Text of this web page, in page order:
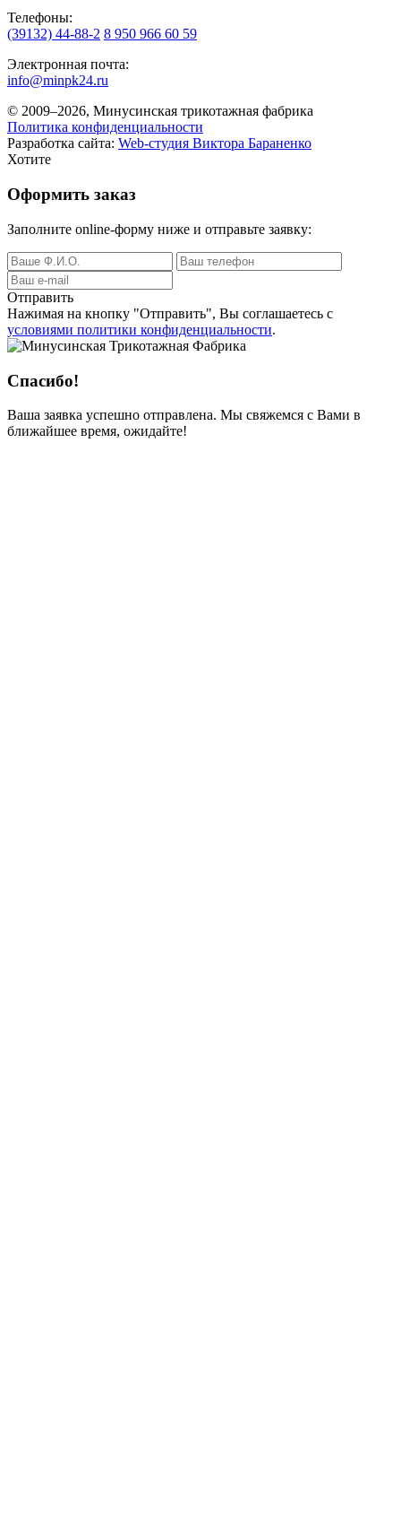
Телефоны:
(39132) 44-88-2 8 950 966 60 59
Электронная почта:
info@minpk24.ru
© 2009–2026, Минусинская трикотажная фабрика
Политика конфиденциальности
Разработка сайта: Web-студия Виктора Бараненко
Хотите
Оформить заказ
Заполните online-форму ниже и отправьте заявку:
Отправить
Нажимая на кнопку "Отправить", Вы соглашаетесь с
условиями политики конфиденциальности.
Спасибо!
Ваша заявка успешно отправлена. Мы свяжемся с Вами в
ближайшее время, ожидайте!